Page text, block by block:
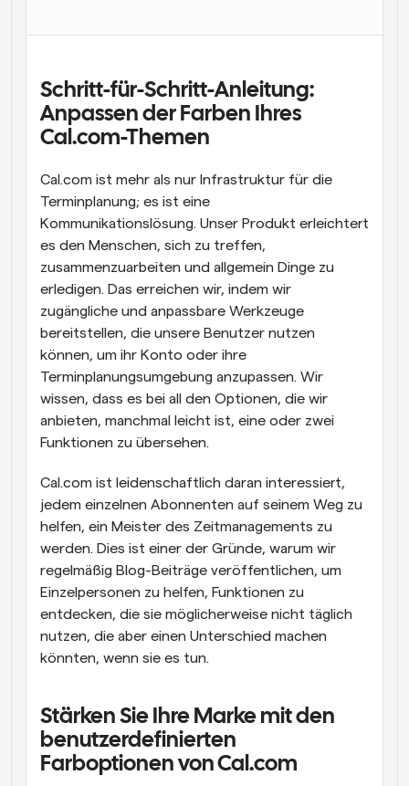
Supercharged Planung mit KI-gestützten Anrufen
Blog
Bleiben Sie auf dem Laufenden über die neuesten
Nachrichten und Updates.
Treffen Sie sich in wenigen Minuten mit Kunden
Dynamische Gruppenlinks
Nahtlos Meetings mit mehreren Personen buchen
Webhooks
Erhalten Sie eine Benachrichtigung, wenn etwas
passiert
Schritt-für-Schritt-Anleitung:
Anpassen der Farben Ihres
Cal.com-Themen
Cal.com ist mehr als nur Infrastruktur für die
Terminplanung; es ist eine
Kommunikationslösung. Unser Produkt erleichtert
es den Menschen, sich zu treffen,
zusammenzuarbeiten und allgemein Dinge zu
erledigen. Das erreichen wir, indem wir
zugängliche und anpassbare Werkzeuge
bereitstellen, die unsere Benutzer nutzen
können, um ihr Konto oder ihre
Terminplanungsumgebung anzupassen. Wir
wissen, dass es bei all den Optionen, die wir
anbieten, manchmal leicht ist, eine oder zwei
Funktionen zu übersehen.
Cal.com ist leidenschaftlich daran interessiert,
jedem einzelnen Abonnenten auf seinem Weg zu
helfen, ein Meister des Zeitmanagements zu
werden. Dies ist einer der Gründe, warum wir
regelmäßig Blog-Beiträge veröffentlichen, um
Einzelpersonen zu helfen, Funktionen zu
entdecken, die sie möglicherweise nicht täglich
nutzen, die aber einen Unterschied machen
könnten, wenn sie es tun.
Stärken Sie Ihre Marke mit den
benutzerdefinierten
Farboptionen von Cal.com